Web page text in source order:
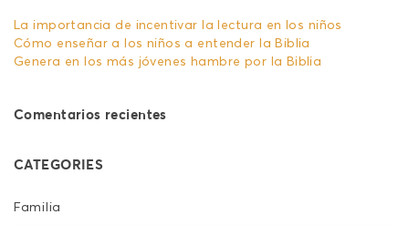
La importancia de incentivar la lectura en los niños
Cómo enseñar a los niños a entender la Biblia
Genera en los más jóvenes hambre por la Biblia
Comentarios recientes
CATEGORIES
Familia